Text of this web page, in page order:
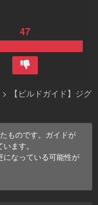
47
>
【ビルドガイド】ジグ
ものです。ガイドが
ます。
になっている可能性が